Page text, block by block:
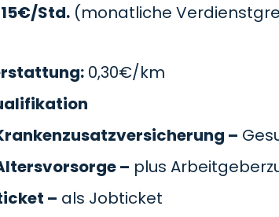
Std. (monatliche
0,30€/km
–
– plus
– als Jobticket